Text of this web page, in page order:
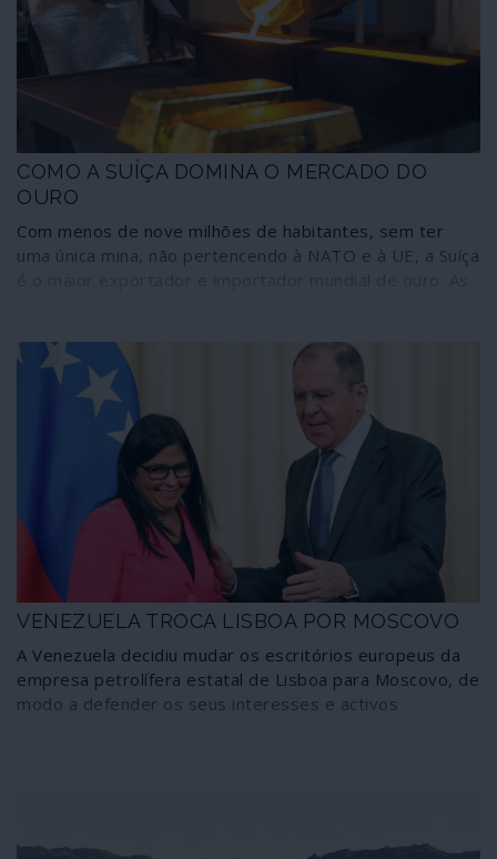
COMO A SUÍÇA DOMINA O MERCADO DO
OURO
Com menos de nove milhões de habitantes, sem ter
uma única mina, não pertencendo à NATO e à UE, a Suíça
VENEZUELA TROCA LISBOA POR MOSCOVO
A Venezuela decidiu mudar os escritórios europeus da
empresa petrolífera estatal de Lisboa para Moscovo, de
modo a defender os seus interesses e activos